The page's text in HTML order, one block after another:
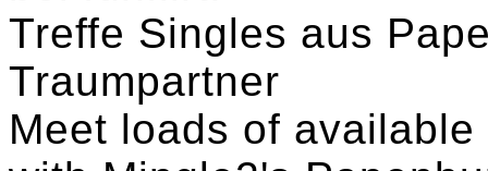
Treffe Singles aus
Traumpartner
Meet loads of